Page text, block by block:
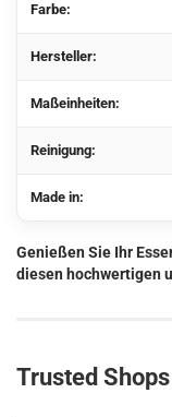
Farbe:
Hersteller:
Maßeinheiten:
Reinigung:
Made in:
Genießen Sie Ihr
diesen hochwertigen
Trusted